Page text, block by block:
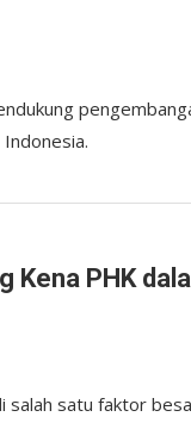
Kena PHK
salah satu faktor